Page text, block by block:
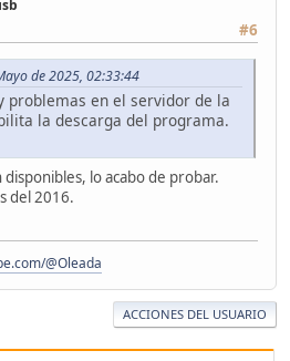
#6
de 2025, 02:33:44
problemas en el servidor de la
la descarga del programa.
disponibles, lo acabo de probar.
del 2016.
@Oleada
ACCIONES DEL USUARIO